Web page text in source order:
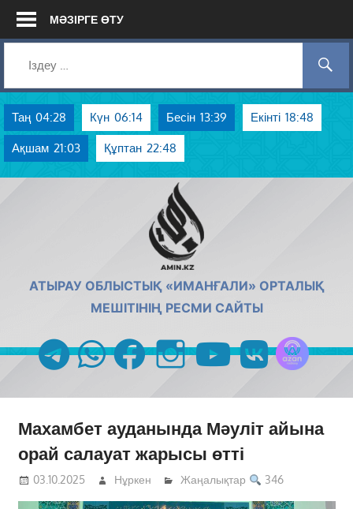
Skip
МӘЗІРГЕ ӨТУ
Таң 04:28 Күн 06:14 Бесін 13:39 Екінті 18:48
Ақшам 21:03 Құптан 22:48
АТЫРАУ ОБЛЫСТЫҚ «ИМАНҒАЛИ» ОРТАЛЫҚ
МЕШІТІНІҢ РЕСМИ САЙТЫ
telegramwhatsappfacebookinstagramyoutubevk
Махамбет ауданында Мәуліт айына
орай салауат жарысы өтті
03.10.2025 Нұркен Жаңалықтар 346